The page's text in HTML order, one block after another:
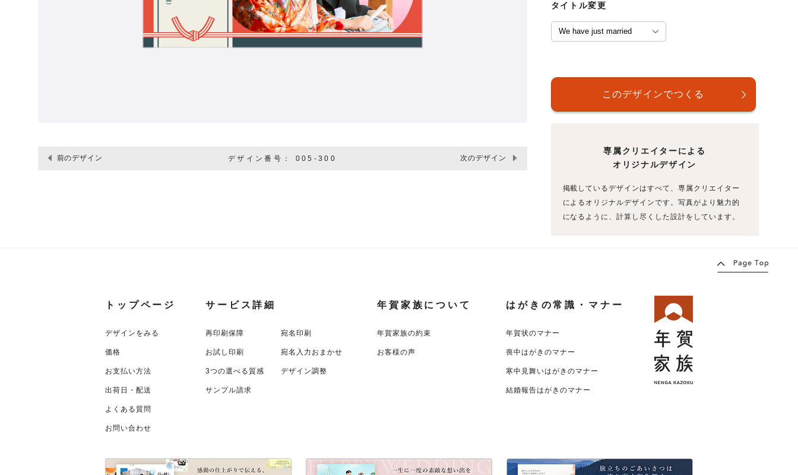
デザイン番号： 005-300
前のデザイン 次のデザイン
タイトル変更
専属クリエイターによる
オリジナルデザイン
掲載しているデザインはすべて、専属クリエイター
によるオリジナルデザインです。写真がより魅力的
になるように、計算し尽くした設計をしています。
トップページ
デザインをみる
価格
お支払い方法
出荷日・配送
よくある質問
お問い合わせ
サービス詳細
再印刷保障 宛名印刷
お試し印刷 宛名入力おまかせ
3つの選べる質感 デザイン調整
サンプル請求
年賀家族について
年賀家族の約束
お客様の声
はがきの常識・マナー
年賀状のマナー
喪中はがきのマナー
寒中見舞いはがきのマナー
結婚報告はがきのマナー